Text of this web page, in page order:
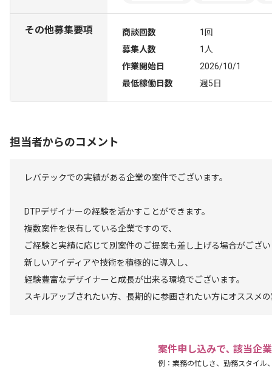
その他募集要項 商談回数
1回
募集人数
1人
作業開始日
2026/10/1
最低稼働日数
週5日
担当者からのコメント
レバテックでの実績がある企業の案件でございます。
DTPデザイナーの経験を活かすことができます。
複数案件を保有している企業ですので、
ご経験と実績に応じて別案件のご提案も差し上げる場合がござ
新しいアイディアや技術を積極的に導入し、
経験豊富なデザイナーと成長が出来る環境でございます。
スキルアップされたい方、長期的に参画されたい方にオススメ
案件申し込みで､ 該当企
例：業務の忙しさ、勤務スタイル